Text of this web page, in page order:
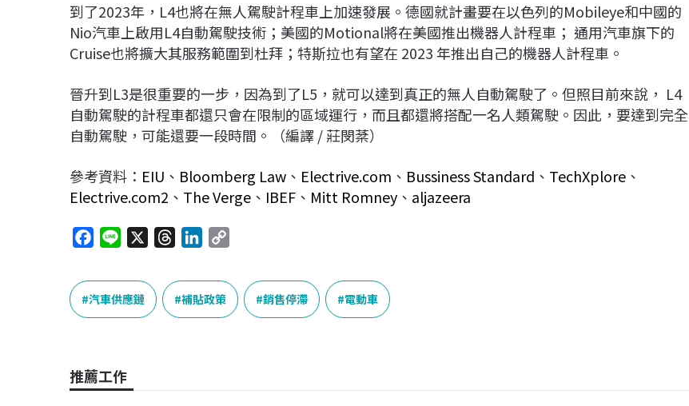
到了2023年，L4也將在無人駕駛計程車上加速發展。德國就計畫要在以色列的Mobileye和中國的
Nio汽車上啟用L4自動駕駛技術；美國的Motional將在美國推出機器人計程車； 通用汽車旗下的
Cruise也將擴大其服務範圍到杜拜；特斯拉也有望在 2023 年推出自己的機器人計程車。
晉升到L3是很重要的一步，因為到了L5，就可以達到真正的無人自動駕駛了。但照目前來說， L4
自動駕駛的計程車都還只會在限制的區域運行，而且都還將搭配一名人類駕駛。因此，要達到完全
自動駕駛，可能還要一段時間。（編譯 / 莊閔棻）
參考資料： EIU 、 Bloomberg Law 、 Electrive.com 、 Bussiness Standard 、 TechXplore 、
Electrive.com2 、 The Verge 、 IBEF 、 Mitt Romney 、 aljazeera
c
e
b
k
n
e
r
e
a
n
k
e
p
L
汽車供應鏈 補貼政策 銷售停滯 電動車
推薦工作